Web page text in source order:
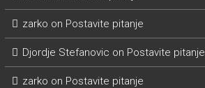
zarko on Postavite pitanje
Djordje Stefanovic on Postavite pitanje
zarko on Postavite pitanje